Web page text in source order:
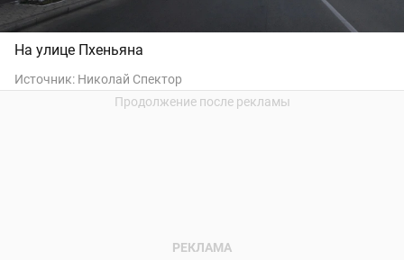
На улице Пхеньяна
Источник: Николай Спектор